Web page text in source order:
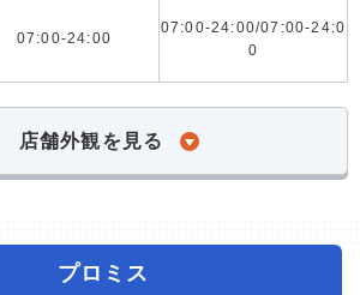
07:00-24:00
07:00-24:00/07:00-24:0
0
店舗外観を見る
プロミス